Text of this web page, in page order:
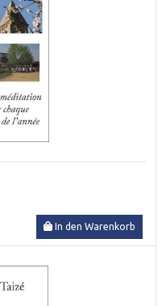
In den Warenkorb